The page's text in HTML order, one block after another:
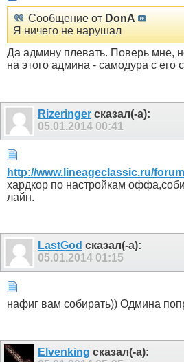
Сообщение от DonA
Я ничего не нарушал
Да админу плевать. Поверь мне,
на этого админа - самодура с его
Rizeringer сказал(-а):
05.01.2014 00:41
http://www.lineageclassic.ru/
хардкор по настройкам
лайн.
LastGod сказал(-а):
05.01.2014 01:15
нафиг вам собирать)) Одмина
Elvenking сказал(-а):